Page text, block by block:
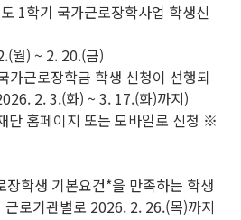
1학기 국가근로장학사업 학생신
월) ~ 2. 20.(금)
근로장학금 학생 신청이 선행되
2. 3.(화) ~ 3. 17.(화)까지)
단 홈페이지 또는 모바일로 신청 ※
학생 기본요건*을 만족하는 학생
로기관별로 2026. 2. 26.(목)까지